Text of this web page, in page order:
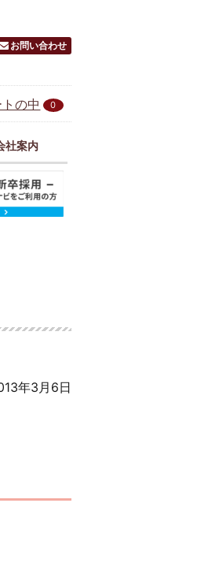
お問い合わせ
の中 0
社案内
年3月6日